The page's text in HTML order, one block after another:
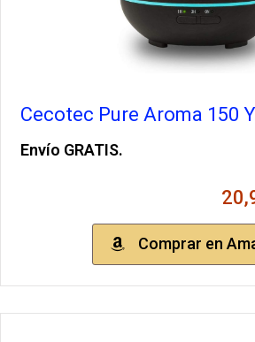
Cecotec Pure Aroma 150
Envío GRATIS.
Comprar en